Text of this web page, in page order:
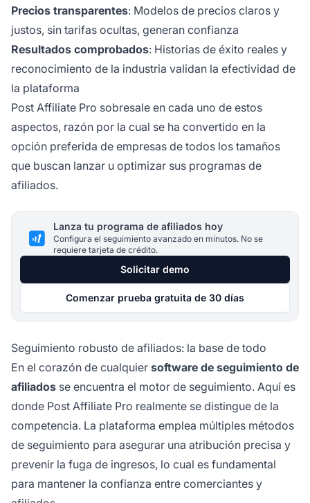
Precios transparentes: Modelos de precios claros y
justos, sin tarifas ocultas, generan confianza
Resultados comprobados: Historias de éxito reales y
reconocimiento de la industria validan la efectividad de
la plataforma
Post Affiliate Pro sobresale en cada uno de estos
aspectos, razón por la cual se ha convertido en la
opción preferida de empresas de todos los tamaños
que buscan lanzar u optimizar sus programas de
afiliados.
Lanza tu programa de afiliados hoy
Configura el seguimiento avanzado en minutos. No se
requiere tarjeta de crédito.
Solicitar demo
Comenzar prueba gratuita de 30 días
Seguimiento robusto de afiliados: la base de todo
En el corazón de cualquier software de seguimiento de
afiliados se encuentra el motor de seguimiento. Aquí es
donde Post Affiliate Pro realmente se distingue de la
competencia. La plataforma emplea múltiples métodos
de seguimiento para asegurar una atribución precisa y
prevenir la fuga de ingresos, lo cual es fundamental
para mantener la confianza entre comerciantes y